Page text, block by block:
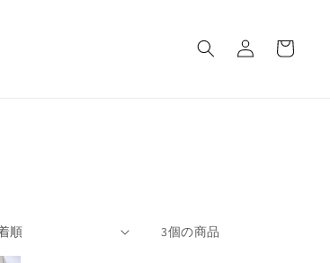
グ
イ
ー
3個の商品